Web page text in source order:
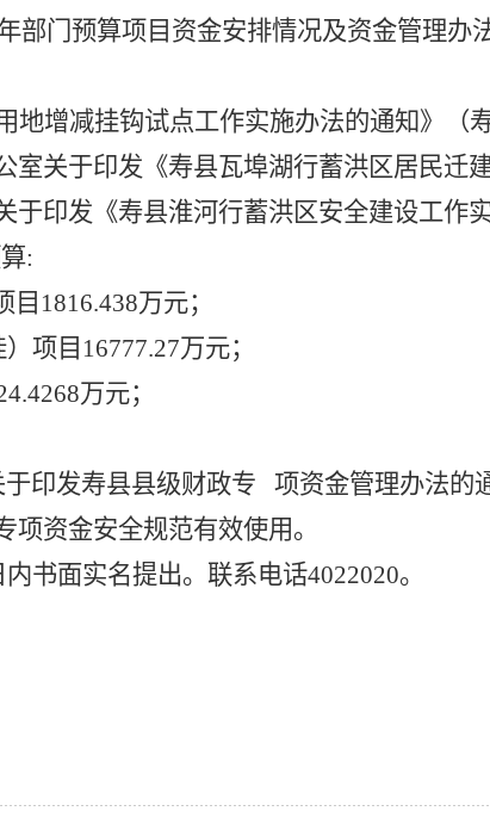
部门预算项目资金安排情况及资金管理办
地增减挂钩试点工作实施办法的通知》 （
室关于印发《寿县瓦埠湖行蓄洪区居民迁
于印发 《寿县淮河行蓄洪区安全建设工作
:
目 1816.438万元；
项目 16777.27万元；
万元；
印发寿县县级财政专
项资金管理办法的
资金安全规范有效使用。
内书面实名提出。联系电话4022020。